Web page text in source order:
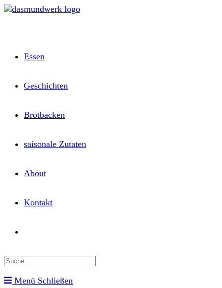
Zum
Essen
Geschichten
Brotbacken
saisonale Zutaten
About
Kontakt
website
Menü Schließen